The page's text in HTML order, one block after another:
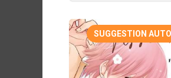
SUGGESTION